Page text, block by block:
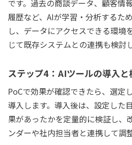
です。過去の商談データ、顧客情
履歴など、AIが学習・分析するた
し、データにアクセスできる環境
じて既存システムとの連携も検討
ステップ4：AIツールの導入と
PoCで効果が確認できたら、選定
導入します。導入後は、設定した
果があったかを定量的に検証し、
ンダーや社内担当者と連携して調